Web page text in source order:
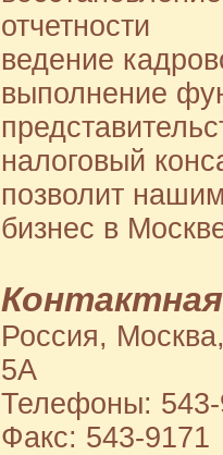
отчетности
ведение
выполнение
налоговый
позволит
бизнес в
Россия,
5А
Телефоны:
Факс: 543-9171